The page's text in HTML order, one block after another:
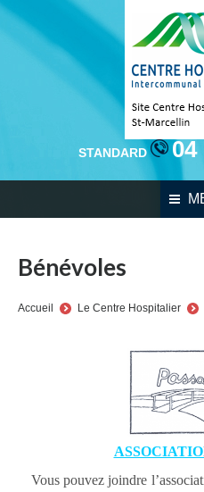
STANDARD 04
Bénévoles
You are here:
Accueil Le Centre Hospitalier
Vous pouvez joindre